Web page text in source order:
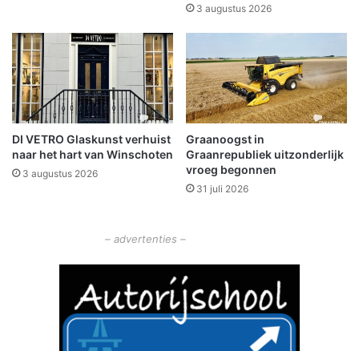
r
t
n
g
2
0
2
3 augustus 2026
DI VETRO Glaskunst verhuist
naar het hart van Winschoten
3 augustus 2026
Graanoogst in
Graanrepubliek uitzonderlijk
vroeg begonnen
31 juli 2026
– advertenties –